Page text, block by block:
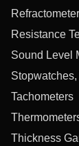
Resistance
Sound Level
Tachometers
Thickness